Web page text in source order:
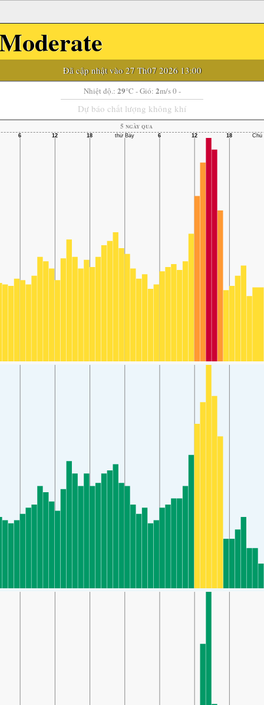
Đã cập nhật vào 27 Th07 2026 13:00
Nhiệt độ.: 29°C - Gió: 2m/s 0 -
Dự báo chất lượng không khí
5 ngày qua